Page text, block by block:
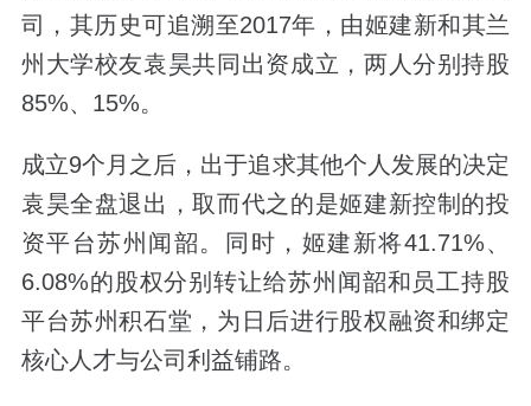
司，其历史可追溯至2017年，由姬建新和其兰
州大学校友袁昊共同出资成立，两人分别持股
85%、15%。
成立9个月之后，出于追求其他个人发展的决定
袁昊全盘退出，取而代之的是姬建新控制的投
资平台苏州闻韶。同时，姬建新将41.71%、
6.08%的股权分别转让给苏州闻韶和员工持股
平台苏州积石堂，为日后进行股权融资和绑定
核心人才与公司利益铺路。